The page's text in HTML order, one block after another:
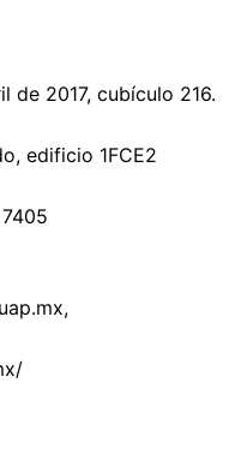
de 2017, cubículo 216.
edificio 1FCE2
,